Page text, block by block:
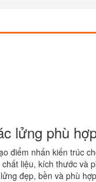
lửng phù
điểm nhấn kiến trúc
liệu, kích thước và
đẹp, bền và phù